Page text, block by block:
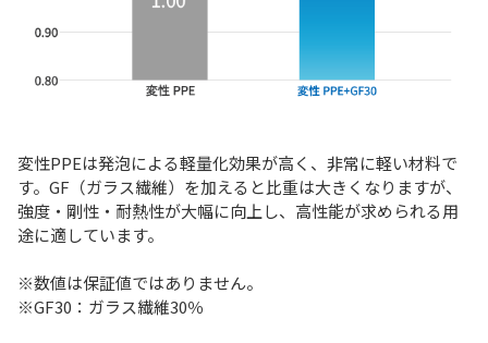
変性PPEは発泡による軽量化効果が高く、非常に軽い材料で
す。GF（ガラス繊維）を加えると比重は大きくなりますが、
強度・剛性・耐熱性が大幅に向上し、高性能が求められる用
途に適しています。
※数値は保証値ではありません。
※GF30：ガラス繊維30％